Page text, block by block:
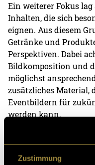
Zustimmung
Ein weiterer Fokus
Inhalten, die sich
eignen. Aus diesem
Getränke und
Perspektiven. Dabei
Bildkomposition und
möglichst
zusätzliches Material,
Eventbildern für
werden kann.